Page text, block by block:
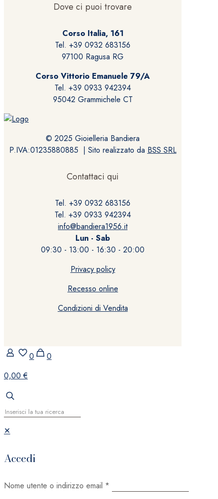
Dove ci puoi trovare
Corso Italia, 161
Tel. +39 0932 683156
97100 Ragusa RG
Corso Vittorio Emanuele 79/A
Tel. +39 0933 942394
95042 Grammichele CT
© 2025 Gioielleria Bandiera
P.IVA:01235880885 | Sito realizzato da BSS SRL
Contattaci qui
Tel. +39 0932 683156
Tel. +39 0933 942394
info@bandiera1956.it
Lun - Sab
09:30 - 13:00 - 16:30 - 20:00
Privacy policy
Recesso online
Condizioni di Vendita
0
0
0,00 €
✕
Accedi
Nome utente o indirizzo email *